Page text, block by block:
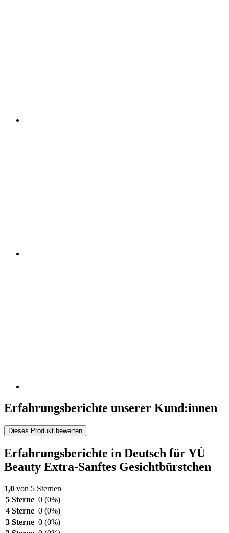
Erfahrungsberichte unserer Kund:innen
Dieses Produkt bewerten
Erfahrungsberichte in Deutsch für YÙ
Beauty Extra-Sanftes Gesichtbürstchen
1,0 von 5 Sternen
5 Sterne 0 (0%)
4 Sterne 0 (0%)
3 Sterne 0 (0%)